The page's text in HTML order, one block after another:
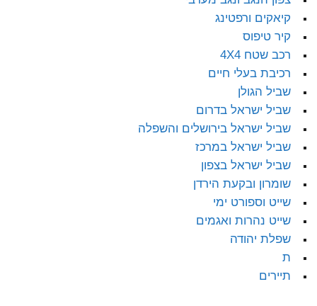
קיאקים ורפטינג
קיר טיפוס
רכב שטח 4X4
רכיבת בעלי חיים
שביל הגולן
שביל ישראל בדרום
שביל ישראל בירושלים והשפלה
שביל ישראל במרכז
שביל ישראל בצפון
שומרון ובקעת הירדן
שייט וספורט ימי
שייט נהרות ואגמים
שפלת יהודה
ת
תיירים